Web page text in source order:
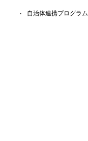
自治体連携プログラム